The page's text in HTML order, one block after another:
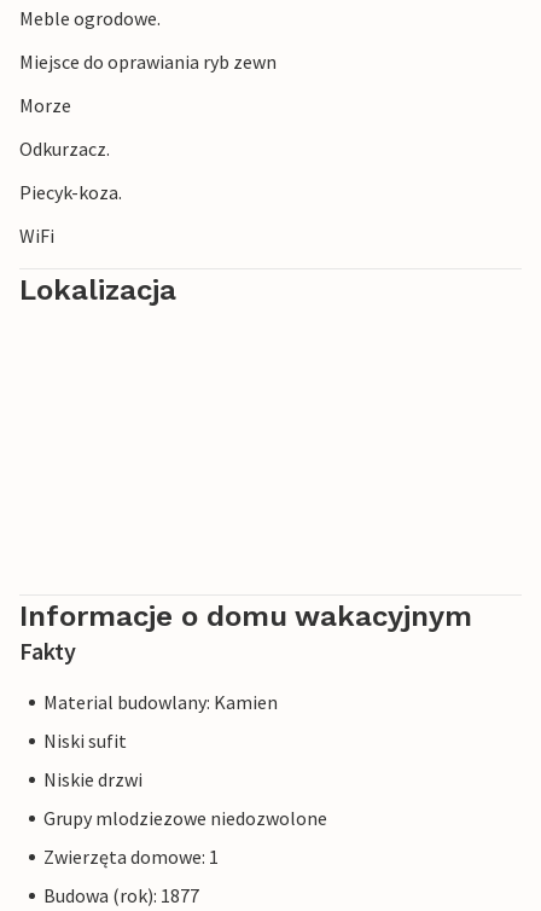
Meble ogrodowe.
Miejsce do oprawiania ryb zewn
Morze
Odkurzacz.
Piecyk-koza.
WiFi
Lokalizacja
Informacje o domu wakacyjnym
Fakty
Material budowlany: Kamien
Niski sufit
Niskie drzwi
Grupy mlodziezowe niedozwolone
Zwierzęta domowe: 1
Budowa (rok): 1877